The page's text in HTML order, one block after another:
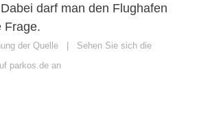
darf man den Flughafen
Frage.
der Quelle | Sehen Sie sich die
parkos.de an